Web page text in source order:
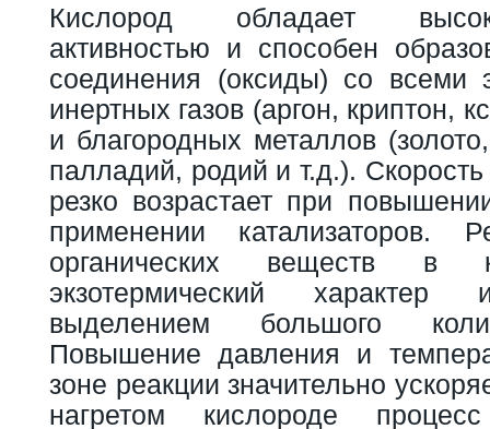
Кислород обладает
активностью и способен
соединения (оксиды) со всеми
инертных газов (аргон, криптон,
и благородных металлов
палладий, родий и т.д.).
резко возрастает при
применении катализаторов.
органических веществ в
экзотермический
выделением большого
Повышение давления и
зоне реакции значительно
нагретом кислороде